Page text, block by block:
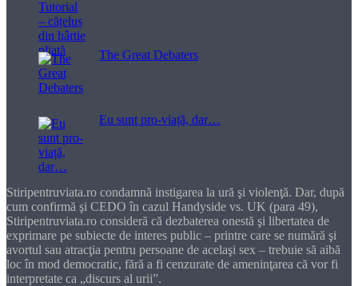
The Great Debaters
Eu sunt pro-viață, dar…
Stiripentruviata.ro condamnă instigarea la ură şi violenţă. Dar, după
cum confirmă şi CEDO în cazul Handyside vs. UK (para 49),
Stiripentruviata.ro consideră că dezbaterea onestă şi libertatea de
exprimare pe subiecte de interes public – printre care se numără şi
avortul sau atracţia pentru persoane de acelaşi sex – trebuie să aibă
loc în mod democratic, fără a fi cenzurate de ameninţarea că vor fi
interpretate ca „discurs al urii”.